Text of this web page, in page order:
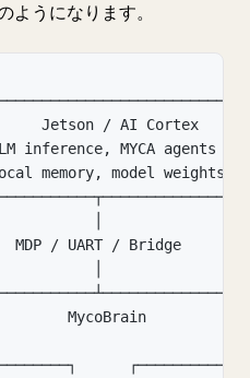
ようになります。
Jetson / AI Cortex     │
inference
,
MYCA agents   │
memory
,
model weights  │
MDP / UART / Bridge
MycoBrain